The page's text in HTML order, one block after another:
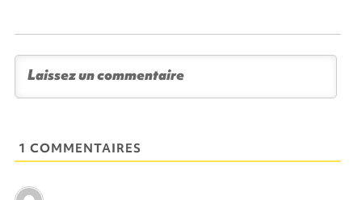
1 COMMENTAIRES